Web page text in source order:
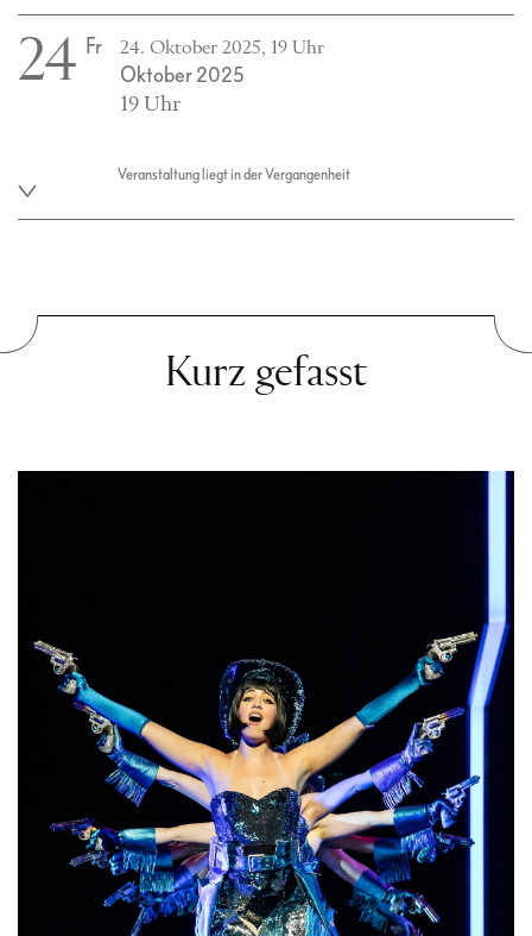
24 Fr 24. Oktober 2025, 19 Uhr
Oktober 2025
19 Uhr
Veranstaltung liegt in der Vergangenheit
Kurz gefasst